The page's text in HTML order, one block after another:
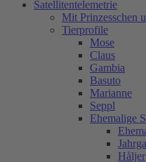
Satellitentelemetrie
Mit Prinzesschen
Tierprofile
Mose
Claus
Gambia
Basuto
Marianne
Seppl
Ehemalige
Håljer